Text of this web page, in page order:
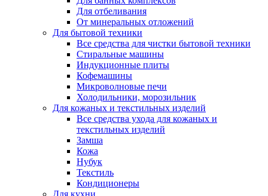
Для отбеливания
От минеральных отложений
Для бытовой техники
Все средства для чистки бытовой техники
Стиральные машины
Индукционные плиты
Кофемашины
Микроволновые печи
Холодильники, морозильник
Для кожаных и текстильных изделий
Все средства ухода для кожаных и
текстильных изделий
Замша
Кожа
Нубук
Текстиль
Кондиционеры
Для кухни